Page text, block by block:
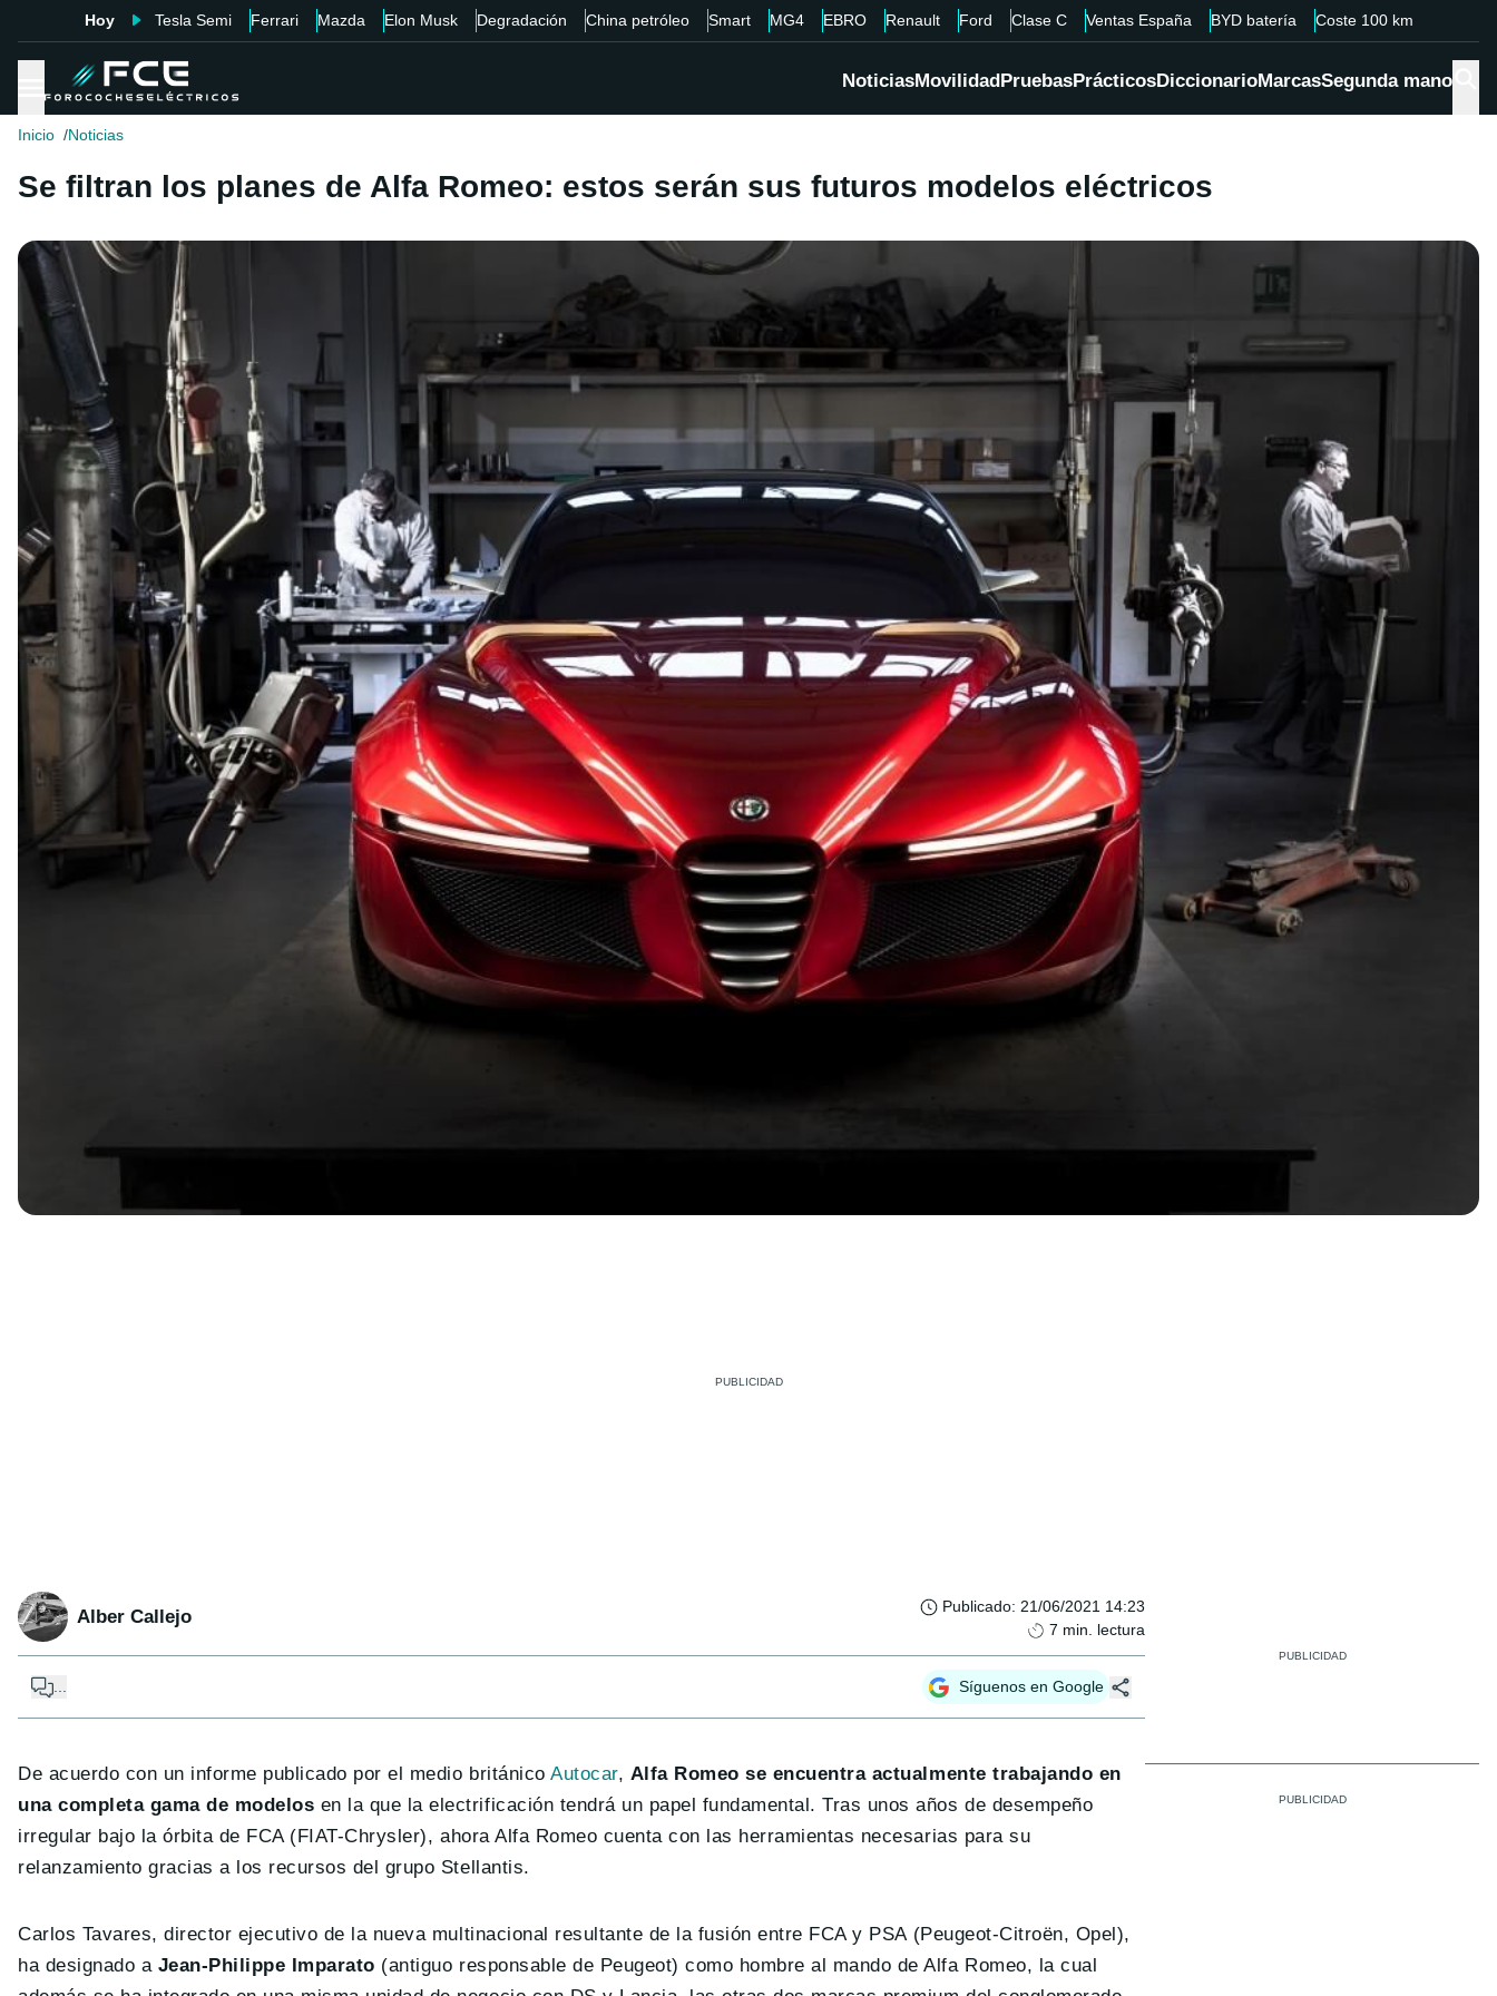
Hoy Tesla Semi Ferrari Mazda Elon Musk Degradación China petróleo Smart MG4 EBRO Renault Ford Clase C Ventas España BYD batería Coste 100 km
NoticiasMovilidadPruebasPrácticosDiccionarioMarcasSegunda mano
Inicio Noticias
Se filtran los planes de Alfa Romeo: estos serán sus futuros modelos eléctricos
Alber Callejo Publicado: 21/06/2021 14:23
7 min. lectura
... Síguenos en Google
De acuerdo con un informe publicado por el medio británicoAutocar, Alfa Romeo se encuentra actualmente trabajando en
una completa gama de modelos en la que la electrificación tendrá un papel fundamental. Tras unos años de desempeño
irregular bajo la órbita de FCA (FIAT-Chrysler), ahora Alfa Romeo cuenta con las herramientas necesarias para su
relanzamiento gracias a los recursos del grupo Stellantis.
Carlos Tavares, director ejecutivo de la nueva multinacional resultante de la fusión entre FCA y PSA (Peugeot-Citroën, Opel),
ha designado a Jean-Philippe Imparato (antiguo responsable de Peugeot) como hombre al mando de Alfa Romeo, la cual